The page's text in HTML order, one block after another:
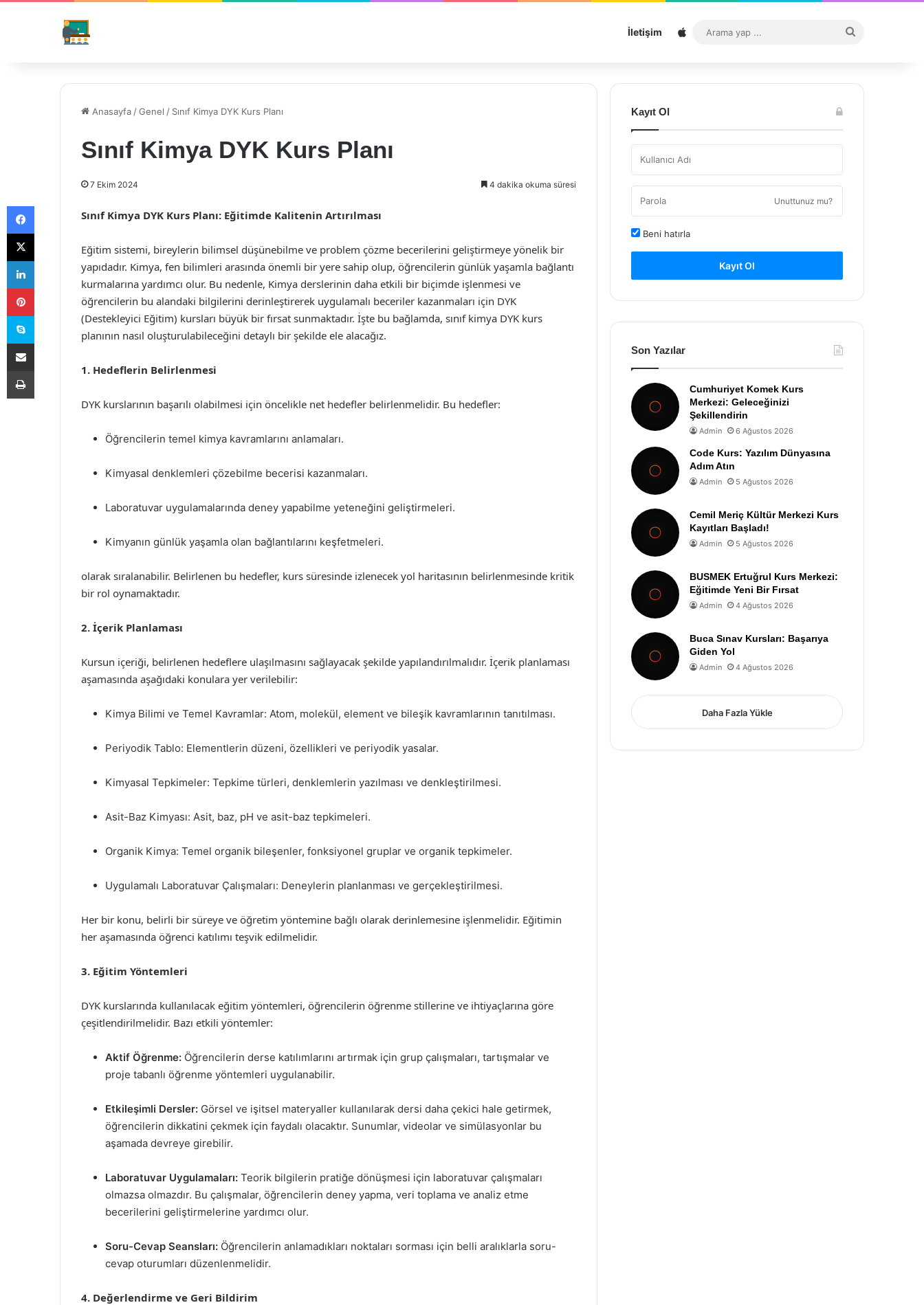
İletişim Sitemap
...
Anasayfa /Genel / Sınıf Kimya DYK Kurs Planı
Sınıf Kimya DYK Kurs Planı
7 Ekim 2024 4 dakika okuma süresi
Sınıf Kimya DYK Kurs Planı: Eğitimde Kalitenin Artırılması
Eğitim sistemi, bireylerin bilimsel düşünebilme ve problem çözme becerilerini geliştirmeye yönelik bir
yapıdadır. Kimya, fen bilimleri arasında önemli bir yere sahip olup, öğrencilerin günlük yaşamla bağlantı
kurmalarına yardımcı olur. Bu nedenle, Kimya derslerinin daha etkili bir biçimde işlenmesi ve
öğrencilerin bu alandaki bilgilerini derinleştirerek uygulamalı beceriler kazanmaları için DYK
(Destekleyici Eğitim) kursları büyük bir fırsat sunmaktadır. İşte bu bağlamda, sınıf kimya DYK kurs
planının nasıl oluşturulabileceğini detaylı bir şekilde ele alacağız.
1. Hedeflerin Belirlenmesi
DYK kurslarının başarılı olabilmesi için öncelikle net hedefler belirlenmelidir. Bu hedefler:
Öğrencilerin temel kimya kavramlarını anlamaları.
Kimyasal denklemleri çözebilme becerisi kazanmaları.
Laboratuvar uygulamalarında deney yapabilme yeteneğini geliştirmeleri.
Kimyanın günlük yaşamla olan bağlantılarını keşfetmeleri.
olarak sıralanabilir. Belirlenen bu hedefler, kurs süresinde izlenecek yol haritasının belirlenmesinde kritik
bir rol oynamaktadır.
2. İçerik Planlaması
Kursun içeriği, belirlenen hedeflere ulaşılmasını sağlayacak şekilde yapılandırılmalıdır. İçerik planlaması
aşamasında aşağıdaki konulara yer verilebilir:
Kimya Bilimi ve Temel Kavramlar: Atom, molekül, element ve bileşik kavramlarının tanıtılması.
Periyodik Tablo: Elementlerin düzeni, özellikleri ve periyodik yasalar.
Kimyasal Tepkimeler: Tepkime türleri, denklemlerin yazılması ve denkleştirilmesi.
Asit-Baz Kimyası: Asit, baz, pH ve asit-baz tepkimeleri.
Organik Kimya: Temel organik bileşenler, fonksiyonel gruplar ve organik tepkimeler.
Uygulamalı Laboratuvar Çalışmaları: Deneylerin planlanması ve gerçekleştirilmesi.
Her bir konu, belirli bir süreye ve öğretim yöntemine bağlı olarak derinlemesine işlenmelidir. Eğitimin
her aşamasında öğrenci katılımı teşvik edilmelidir.
3. Eğitim Yöntemleri
DYK kurslarında kullanılacak eğitim yöntemleri, öğrencilerin öğrenme stillerine ve ihtiyaçlarına göre
çeşitlendirilmelidir. Bazı etkili yöntemler:
Aktif Öğrenme: Öğrencilerin derse katılımlarını artırmak için grup çalışmaları, tartışmalar ve
proje tabanlı öğrenme yöntemleri uygulanabilir.
Etkileşimli Dersler: Görsel ve işitsel materyaller kullanılarak dersi daha çekici hale getirmek,
öğrencilerin dikkatini çekmek için faydalı olacaktır. Sunumlar, videolar ve simülasyonlar bu
aşamada devreye girebilir.
Laboratuvar Uygulamaları: Teorik bilgilerin pratiğe dönüşmesi için laboratuvar çalışmaları
olmazsa olmazdır. Bu çalışmalar, öğrencilerin deney yapma, veri toplama ve analiz etme
becerilerini geliştirmelerine yardımcı olur.
Soru-Cevap Seansları: Öğrencilerin anlamadıkları noktaları sorması için belli aralıklarla soru-
cevap oturumları düzenlenmelidir.
4. Değerlendirme ve Geri Bildirim
Kayıt Ol
Unuttunuz mu?
Beni hatırla
Kayıt Ol
Son Yazılar
Cumhuriyet Komek Kurs
Merkezi: Geleceğinizi
Şekillendirin
Admin 6 Ağustos 2026
Code Kurs: Yazılım Dünyasına
Adım Atın
Admin 5 Ağustos 2026
Cemil Meriç Kültür Merkezi Kurs
Kayıtları Başladı!
Admin 5 Ağustos 2026
BUSMEK Ertuğrul Kurs Merkezi:
Eğitimde Yeni Bir Fırsat
Admin 4 Ağustos 2026
Buca Sınav Kursları: Başarıya
Giden Yol
Admin 4 Ağustos 2026
Daha Fazla Yükle
Facebook
X
LinkedIn
Pinterest
Skype
E-Posta ile paylaş